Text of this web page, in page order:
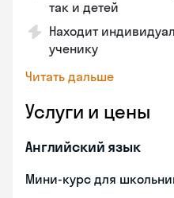
так и детей
Находит
ученику
Читать дальше
Услуги и цены
Английский язык
Мини-курс для